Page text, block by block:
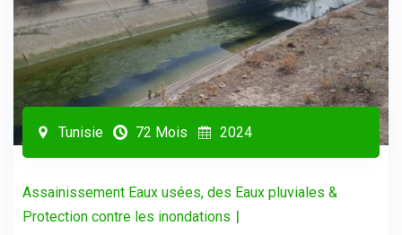
Tunisie 72 Mois 2024
Assainissement Eaux usées, des Eaux pluviales &
Protection contre les inondations |